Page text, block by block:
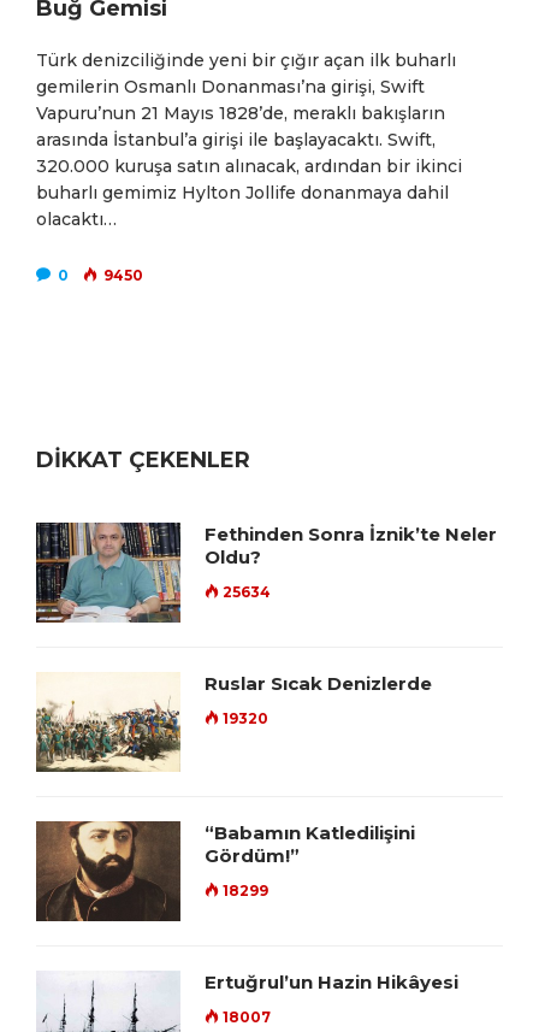
Buğ Gemisi
Türk denizciliğinde yeni bir çığır açan ilk buharlı
gemilerin Osmanlı Donanması’na girişi, Swift
Vapuru’nun 21 Mayıs 1828’de, meraklı bakışların
arasında İstanbul’a girişi ile başlayacaktı. Swift,
320.000 kuruşa satın alınacak, ardından bir ikinci
buharlı gemimiz Hylton Jollife donanmaya dahil
olacaktı…
0 9450
DİKKAT ÇEKENLER
Fethinden Sonra İznik’te Neler
Oldu?
25634
Ruslar Sıcak Denizlerde
19320
“Babamın Katledilişini
Gördüm!”
18299
Ertuğrul’un Hazin Hikâyesi
18007